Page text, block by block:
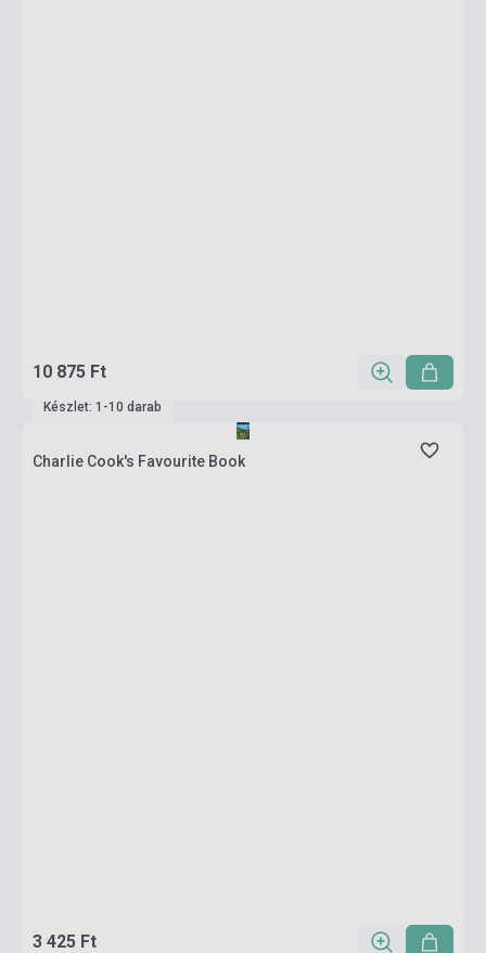
10 875 Ft
Készlet: 1-10 darab
Charlie Cook's Favourite Book
3 425 Ft